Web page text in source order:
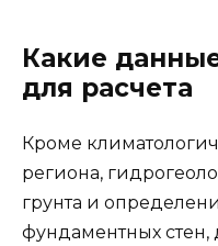
Какие
для расчета
Кроме
региона,
грунта и
фундаментных стен,